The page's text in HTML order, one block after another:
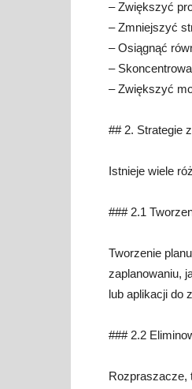
– Zwiększyć
– Zmniejszyć
– Osiągnąć
–
– Zwiększyć
## 2. Strategie
Istnieje wiele
### 2.1
Tworzenie
zaplanowaniu,
lub aplikacji do
### 2.2
Rozpraszacze,